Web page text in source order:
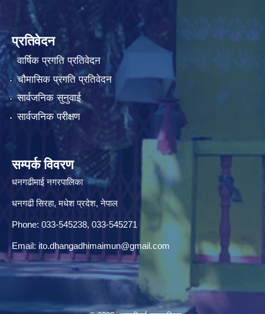
प्रतिवेदन
वार्षिक प्रगति प्रतिवेदन
चौमासिक प्रगति प्रतिवेदन
सार्वजनिक सुनुवाई
सार्वजनिक परीक्षण
सम्पर्क विवरण
धनगढीमाई नगरपालिका
धनगढी सिरहा, मधेश प्रदेश, नेपाल
Phone: 033-545238, 033-545271
Email: ito.dhangadhimaimun@gmail.com